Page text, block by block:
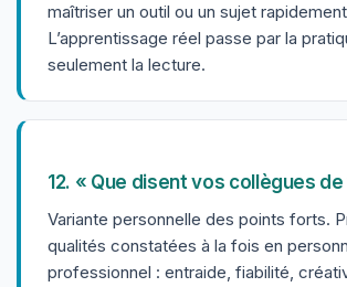
maîtriser un outil ou un sujet
L’apprentissage réel passe par la
seulement la lecture.
12. « Que disent vos collègues
Variante personnelle des points forts.
qualités constatées à la fois en
professionnel : entraide, fiabilité,